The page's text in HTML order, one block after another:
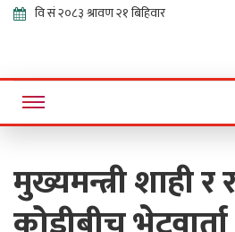
Sajha
Online News Portal
मुख्यमन्त्री शाही